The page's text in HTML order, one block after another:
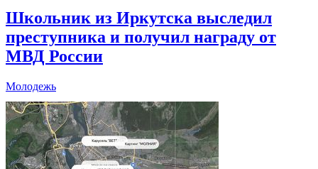
Школьник из Иркутска выследил
преступника и получил награду от
МВД России
Молодежь